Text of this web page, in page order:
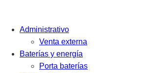
Administrativo
Venta externa
Baterías y energía
Porta baterías